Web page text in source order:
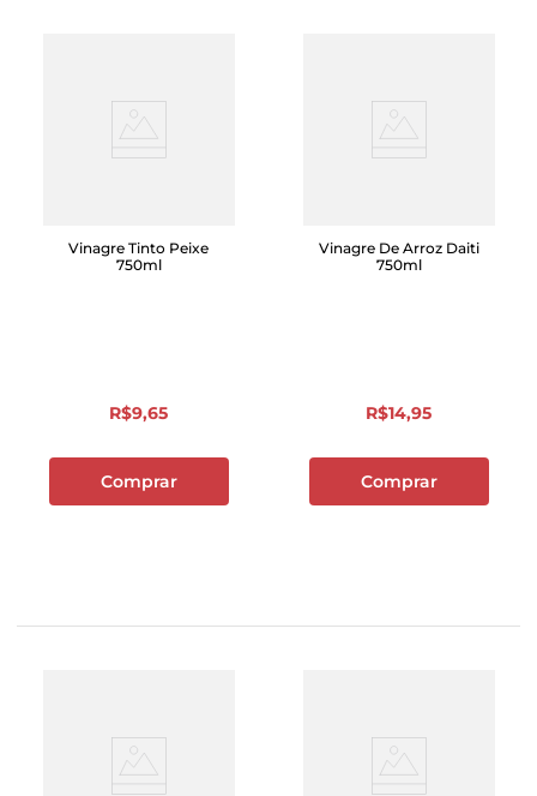
Vinagre Tinto Peixe
750ml
R$9,65
Comprar
Vinagre De Arroz Daiti
750ml
R$14,95
Comprar